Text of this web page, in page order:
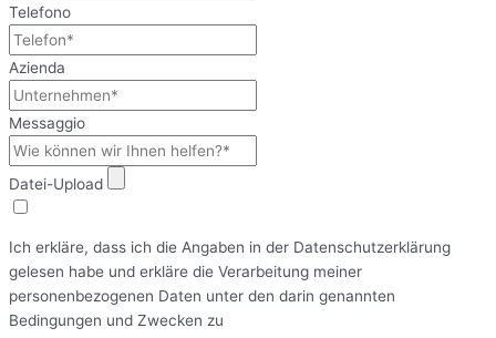
Telefono
Azienda
Messaggio
Datei-Upload
Ich erkläre, dass ich die Angaben in der Datenschutzerklärung
gelesen habe und erkläre die Verarbeitung meiner
personenbezogenen Daten unter den darin genannten
Bedingungen und Zwecken zu